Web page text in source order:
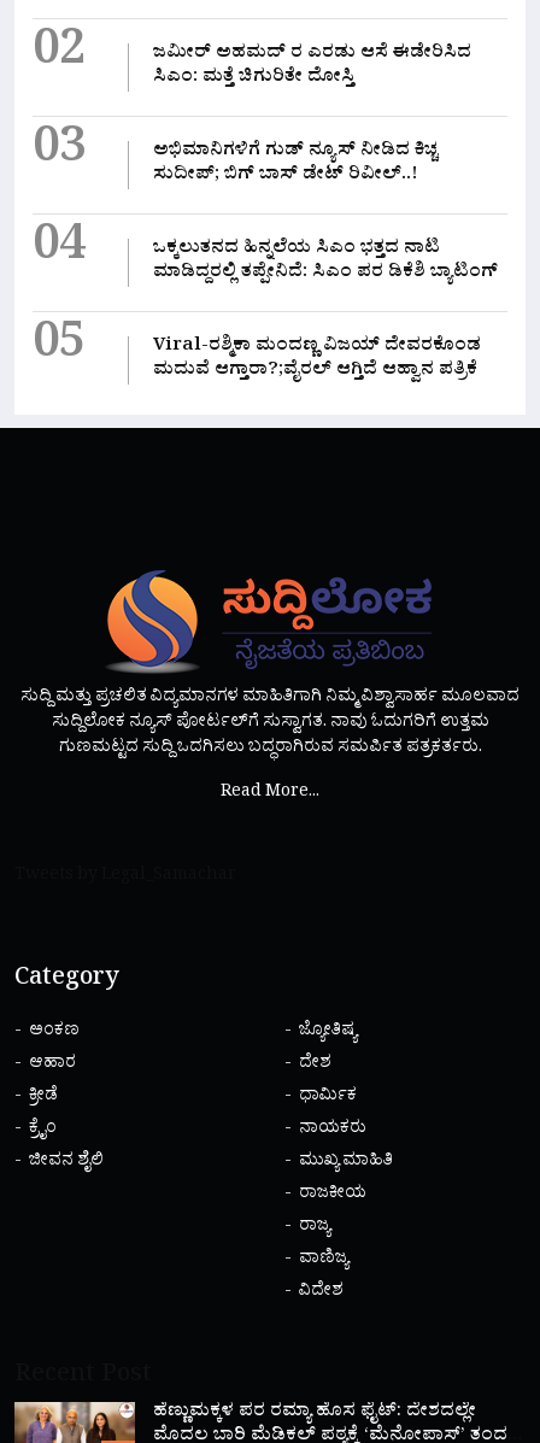
02
ಜಮೀರ್ ಅಹಮದ್ ರ ಎರಡು ಆಸೆ ಈಡೇರಿಸಿದ
ಸಿಎಂ: ಮತ್ತೆ ಚಿಗುರಿತೇ ದೋಸ್ತಿ
03
ಅಭಿಮಾನಿಗಳಿಗೆ ಗುಡ್ ನ್ಯೂಸ್ ನೀಡಿದ ಕಿಚ್ಚ
ಸುದೀಪ್; ಬಿಗ್ ಬಾಸ್ ಡೇಟ್ ರಿವೀಲ್..!
04
ಒಕ್ಕಲುತನದ ಹಿನ್ನಲೆಯ ಸಿಎಂ ಭತ್ತದ ನಾಟಿ
ಮಾಡಿದ್ದರಲ್ಲಿ‌ ತಪ್ಪೇನಿದೆ: ಸಿಎಂ ಪರ ಡಿಕೆಶಿ ಬ್ಯಾಟಿಂಗ್
05
Viral-ರಶ್ಮಿಕಾ ಮಂದಣ್ಣ ವಿಜಯ್ ದೇವರಕೊಂಡ
ಮದುವೆ ಆಗ್ತಾರಾ?;ವೈರಲ್ ಆಗ್ತಿದೆ ಆಹ್ವಾನ ಪತ್ರಿಕೆ
ಸುದ್ದಿ ಮತ್ತು ಪ್ರಚಲಿತ ವಿದ್ಯಮಾನಗಳ ಮಾಹಿತಿಗಾಗಿ ನಿಮ್ಮ ವಿಶ್ವಾಸಾರ್ಹ ಮೂಲವಾದ
ಸುದ್ದಿಲೋಕ ನ್ಯೂಸ್ ಪೋರ್ಟಲ್‌ಗೆ ಸುಸ್ವಾಗತ. ನಾವು ಓದುಗರಿಗೆ ಉತ್ತಮ
ಗುಣಮಟ್ಟದ ಸುದ್ದಿ ಒದಗಿಸಲು ಬದ್ಧರಾಗಿರುವ ಸಮರ್ಪಿತ ಪತ್ರಕರ್ತರು.
Read More...
Category
ಅಂಕಣ
ಆಹಾರ
ಕ್ರೀಡೆ
ಕ್ರೈಂ
ಜೀವನ ಶೈಲಿ
ಜ್ಯೋತಿಷ್ಯ
ದೇಶ
ಧಾರ್ಮಿಕ
ನಾಯಕರು
ಮುಖ್ಯ ಮಾಹಿತಿ
ರಾಜಕೀಯ
ರಾಜ್ಯ
ವಾಣಿಜ್ಯ
ವಿದೇಶ
ಹೆಣ್ಣುಮಕ್ಕಳ ಪರ ರಮ್ಯಾ ಹೊಸ ಫೈಟ್: ದೇಶದಲ್ಲೇ